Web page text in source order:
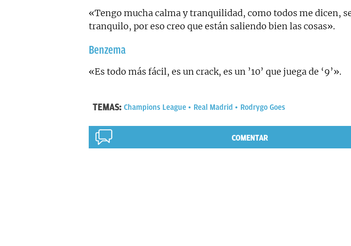
«Tengo mucha calma y tranquilidad, como todos me dicen,
tranquilo, por eso creo que están saliendo bien las cosas».
Benzema
«Es todo más fácil, es un crack, es un ’10’ que juega de ‘9’».
TEMAS: Champions League Real Madrid Rodrygo Goes
COMENTAR